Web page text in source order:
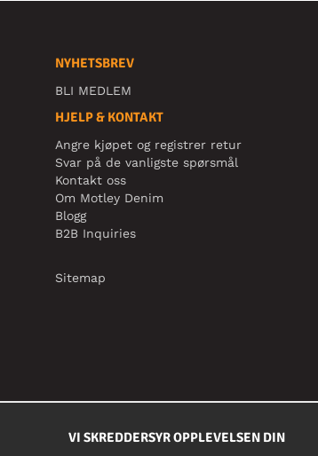
NYHETSBREV
BLI MEDLEM
HJELP & KONTAKT
Angre kjøpet og registrer retur
Svar på de vanligste spørsmål
Kontakt oss
Om Motley Denim
Blogg
B2B Inquiries
Sitemap
VI SKREDDERSYR OPPLEVELSEN DIN